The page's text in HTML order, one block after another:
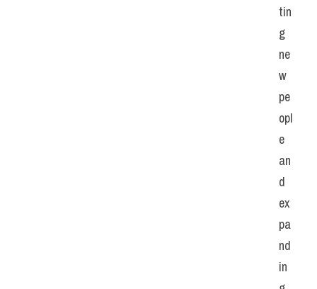
tin
g
ne
w
pe
opl
e
an
d
ex
pa
nd
in